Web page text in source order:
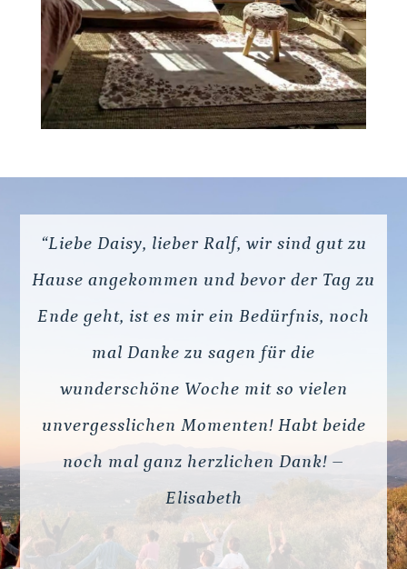
“Liebe Daisy, lieber Ralf, wir sind gut zu
Hause angekommen und bevor der Tag zu
Ende geht, ist es mir ein Bedürfnis, noch
mal Danke zu sagen für die
wunderschöne Woche mit so vielen
unvergesslichen Momenten! Habt beide
noch mal ganz herzlichen Dank! –
Elisabeth